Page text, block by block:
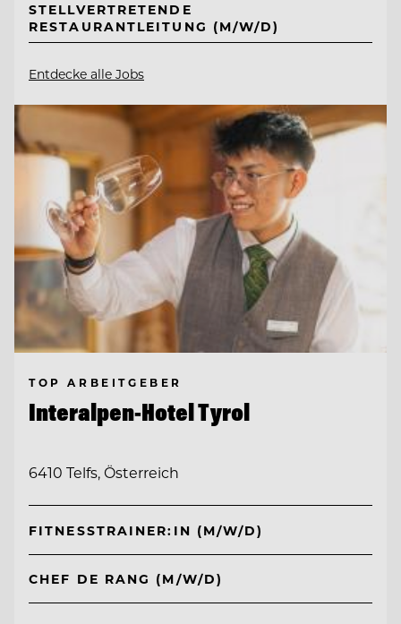
STELLVERTRETENDE
RESTAURANTLEITUNG (M/W/D)
Entdecke alle Jobs
TOP ARBEITGEBER
Interalpen-Hotel Tyrol
6410 Telfs, Österreich
FITNESSTRAINER:IN (M/W/D)
CHEF DE RANG (M/W/D)